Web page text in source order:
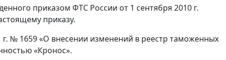
приказом ФТС России от 1 сентября 2010 г.
приказу.
г. № 1659 «О внесении изменений в реестр таможенных
«Кронос».